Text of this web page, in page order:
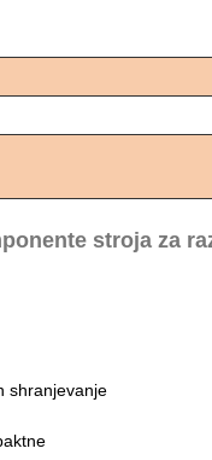
stroja za
shranjevanje